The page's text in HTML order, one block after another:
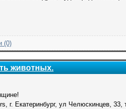
(0)
животных.
г. Екатеринбург, ул Челюскинцев,